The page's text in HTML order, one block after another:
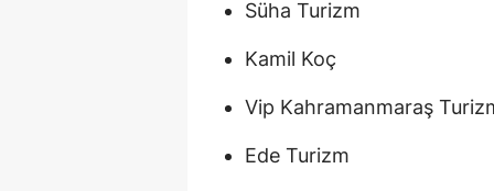
Süha Turizm
Kamil Koç
Vip Kahramanmaraş
Ede Turizm